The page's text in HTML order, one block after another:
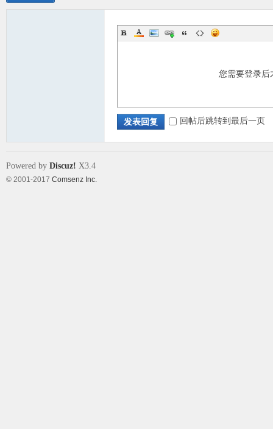
您需要登录
发表回复 回帖后跳转到最后一页
Powered by Discuz! X3.4
© 2001-2017 Comsenz Inc.